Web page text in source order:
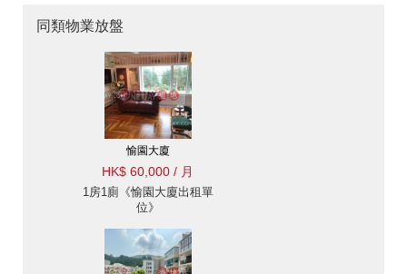
同類物業放盤
愉園大廈
HK$ 60,000 / 月
1房1廁《愉園大廈出租單
位》